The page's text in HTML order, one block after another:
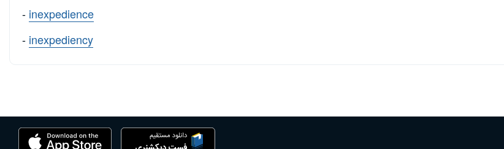
- inexpedience
- inexpediency